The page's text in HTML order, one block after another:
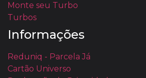
Monte seu Turbo
Turbos
Informações
Reduniq - Parcela Já
Cartão Universo